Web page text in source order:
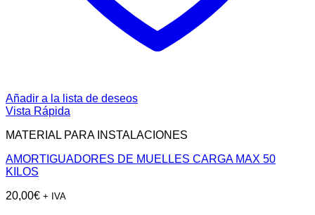
Añadir a la lista de deseos
Vista Rápida
MATERIAL PARA INSTALACIONES
AMORTIGUADORES DE MUELLES CARGA MAX 50
KILOS
20,00€ + IVA